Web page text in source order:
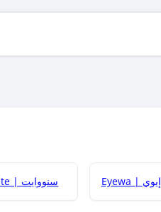
Snowhite | سنووايت Eyewa | إيوي